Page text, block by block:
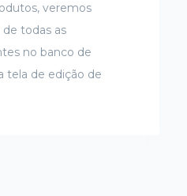
veremos
todas as
no banco de
tela de edição de